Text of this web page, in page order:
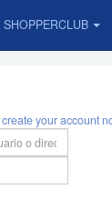
SHOPPERCLUB
create your account